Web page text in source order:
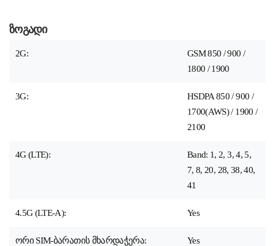
ზოგადი
2G:
GSM 850 / 900 /
1800 / 1900
3G:
HSDPA 850 / 900 /
1700(AWS) / 1900 /
2100
4G (LTE):
Band: 1, 2, 3, 4, 5,
7, 8, 20, 28, 38, 40,
41
4.5G (LTE-A): Yes
ორი SIM-ბარათის მხარდაჭერა: Yes